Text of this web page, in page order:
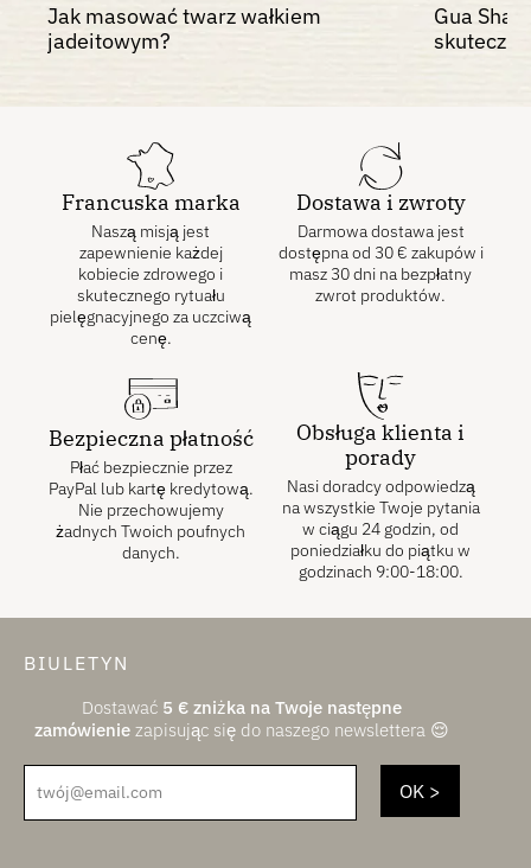
Jak masować twarz wałkiem
jadeitowym?
Gua Sha:
Francuska marka
Naszą misją jest
zapewnienie każdej
kobiecie zdrowego i
skutecznego rytuału
pielęgnacyjnego za uczciwą
cenę.
Dostawa i zwroty
Darmowa dostawa jest
dostępna od 30 € zakupów i
masz 30 dni na bezpłatny
zwrot produktów.
Bezpieczna płatność
Płać bezpiecznie przez
PayPal lub kartę kredytową.
Nie przechowujemy
żadnych Twoich poufnych
danych.
Obsługa klienta i
porady
Nasi doradcy odpowiedzą
na wszystkie Twoje pytania
w ciągu 24 godzin, od
poniedziałku do piątku w
godzinach 9:00-18:00.
BIULETYN
Dostawać 5 € zniżka na Twoje następne
zamówienie zapisując się do naszego newslettera 😌
twój@email.com